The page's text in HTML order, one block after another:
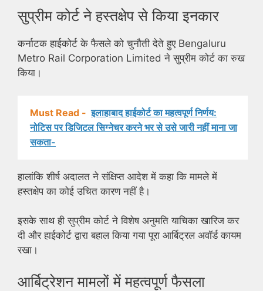
सुप्रीम कोर्ट ने हस्तक्षेप से किया इनकार
कर्नाटक हाईकोर्ट के फैसले को चुनौती देते हुए Bengaluru
Metro Rail Corporation Limited ने सुप्रीम कोर्ट का रुख
किया।
Must Read - इलाहाबाद हाईकोर्ट का महत्वपूर्ण निर्णय:
नोटिस पर डिजिटल सिग्नेचर करने भर से उसे जारी नहीं माना जा
सकता-
हालांकि शीर्ष अदालत ने संक्षिप्त आदेश में कहा कि मामले में
हस्तक्षेप का कोई उचित कारण नहीं है।
इसके साथ ही सुप्रीम कोर्ट ने विशेष अनुमति याचिका खारिज कर
दी और हाईकोर्ट द्वारा बहाल किया गया पूरा आर्बिट्रल अवॉर्ड कायम
रखा।
आर्बिट्रेशन मामलों में महत्वपूर्ण फैसला